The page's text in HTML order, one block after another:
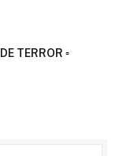
TERROR ▫️